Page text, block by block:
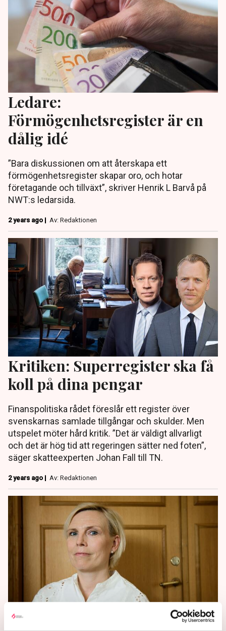
Ledare:
Förmögenhetsregister är en
dålig idé
”Bara diskussionen om att återskapa ett
förmögenhetsregister skapar oro, och hotar
företagande och tillväxt”, skriver Henrik L Barvå på
NWT:s ledarsida.
2 years ago | Av: Redaktionen
Kritiken: Superregister ska få
koll på dina pengar
Finanspolitiska rådet föreslår ett register över
svenskarnas samlade tillgångar och skulder. Men
utspelet möter hård kritik. ”Det är väldigt allvarligt
och det är hög tid att regeringen sätter ned foten”,
säger skatteexperten Johan Fall till TN.
2 years ago | Av: Redaktionen
Debatt: Rätt att skrota